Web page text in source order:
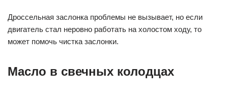
Дроссельная заслонка проблемы не вызывает, но если
двигатель стал неровно работать на холостом ходу, то
может помочь чистка заслонки.
Масло в свечных колодцах